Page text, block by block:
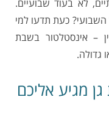
לא בעוד שבועיים.
השבועי? כעת תדעו למי
– אינסטלטור בשבת
גדולה.
מגיע אליכם